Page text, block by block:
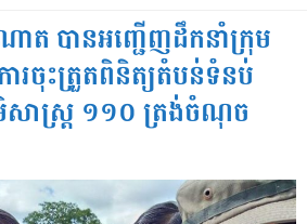
ត បានអញ្ជើញដឹកនាំក្រុម
ការចុះត្រួតពិនិត្យតំបន់ទំនប់
សាស្រ្ត ១១០ ត្រង់ចំណុច